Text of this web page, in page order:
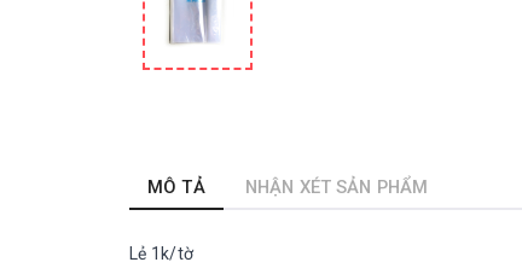
MÔ TẢ NHẬN XÉT SẢN PHẨM
Lẻ 1k/tờ